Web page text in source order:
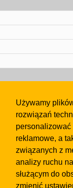
Używamy
rozwiązań
personalizować
reklamowe, a
związanych z
analizy ruchu
służącym do
zmienić